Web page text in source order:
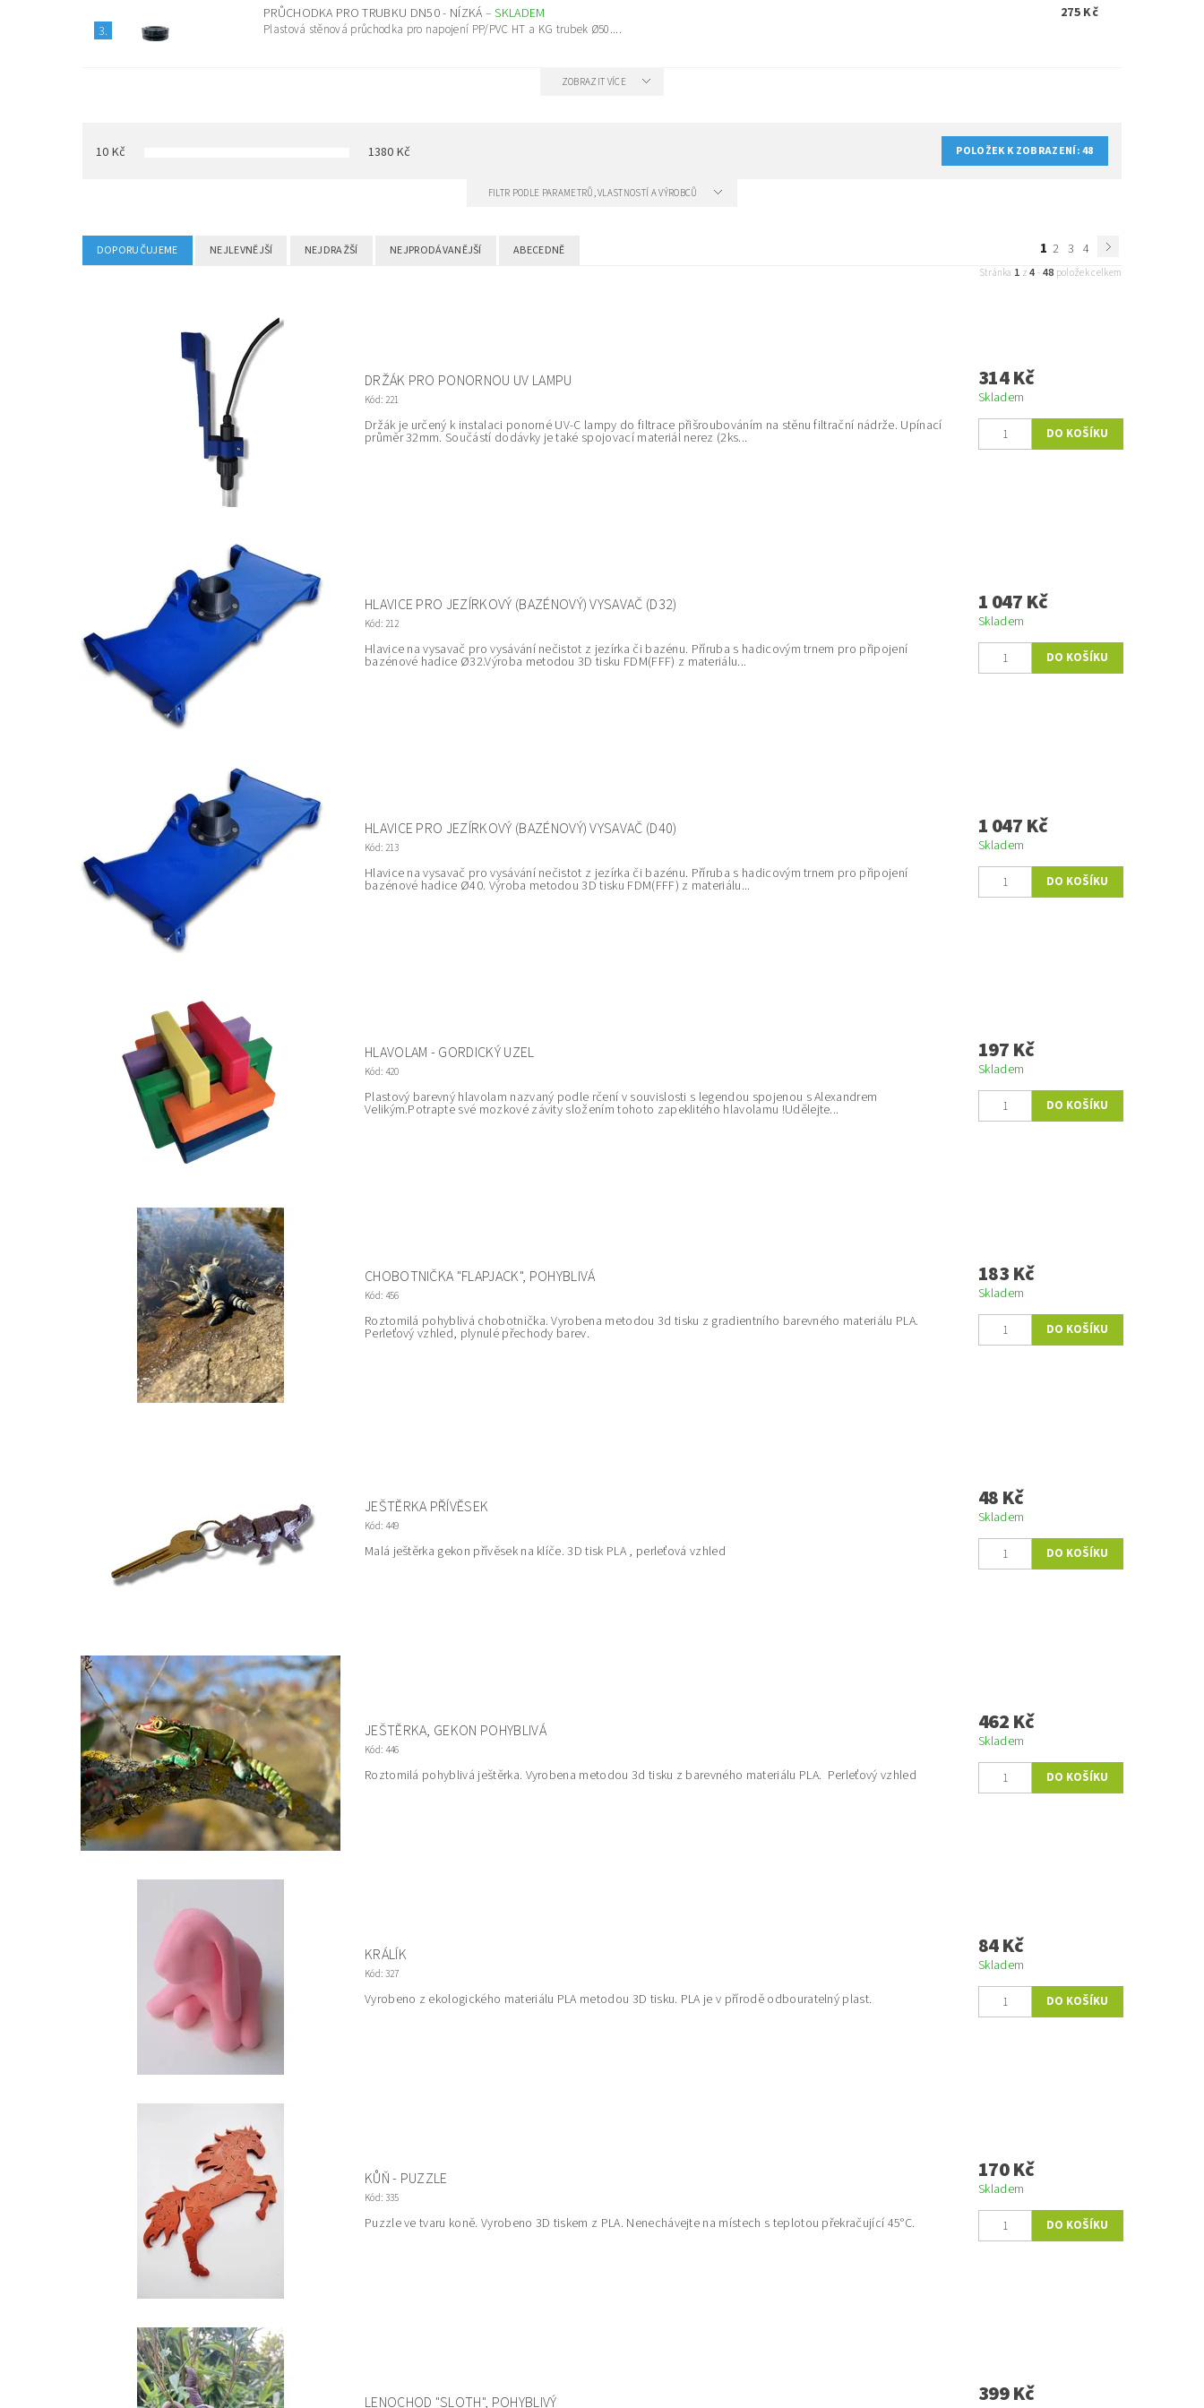
3.
PRŮCHODKA PRO TRUBKU DN50 - NÍZKÁ –SKLADEM
Plastová stěnová průchodka pro napojení PP/PVC HT a KG trubek Ø50....
275 Kč
ZOBRAZIT VÍCE
10 Kč 1380 Kč POLOŽEK K ZOBRAZENÍ:48
FILTR PODLE PARAMETRŮ, VLASTNOSTÍ A VÝROBCŮ
DOPORUČUJEME NEJLEVNĚJŠÍ NEJDRAŽŠÍ NEJPRODÁVANĚJŠÍ ABECEDNĚ 1 2 3 4
Stránka 1 z4 - 48 položek celkem
DRŽÁK PRO PONORNOU UV LAMPU
Kód: 221
Držák je určený k instalaci ponorné UV-C lampy do filtrace přišroubováním na stěnu filtrační nádrže. Upínací
průměr 32mm. Součástí dodávky je také spojovací materiál nerez (2ks...
314 Kč
Skladem
HLAVICE PRO JEZÍRKOVÝ (BAZÉNOVÝ) VYSAVAČ (D32)
Kód: 212
Hlavice na vysavač pro vysávání nečistot z jezírka či bazénu. Příruba s hadicovým trnem pro připojení
bazénové hadice Ø32.Výroba metodou 3D tisku FDM(FFF) z materiálu...
1 047 Kč
Skladem
HLAVICE PRO JEZÍRKOVÝ (BAZÉNOVÝ) VYSAVAČ (D40)
Kód: 213
Hlavice na vysavač pro vysávání nečistot z jezírka či bazénu. Příruba s hadicovým trnem pro připojení
bazénové hadice Ø40. Výroba metodou 3D tisku FDM(FFF) z materiálu...
1 047 Kč
Skladem
HLAVOLAM - GORDICKÝ UZEL
Kód: 420
Plastový barevný hlavolam nazvaný podle rčení v souvislosti s legendou spojenou s Alexandrem
Velikým.Potrapte své mozkové závity složením tohoto zapeklitého hlavolamu !Udělejte...
197 Kč
Skladem
CHOBOTNIČKA "FLAPJACK", POHYBLIVÁ
Kód: 456
Roztomilá pohyblivá chobotnička. Vyrobena metodou 3d tisku z gradientního barevného materiálu PLA.
Perleťový vzhled, plynulé přechody barev.
183 Kč
Skladem
JEŠTĚRKA PŘÍVĚSEK
Kód: 449
Malá ještěrka gekon přívěsek na klíče. 3D tisk PLA , perleťová vzhled
48 Kč
Skladem
JEŠTĚRKA, GEKON POHYBLIVÁ
Kód: 446
Roztomilá pohyblivá ještěrka. Vyrobena metodou 3d tisku z barevného materiálu PLA. Perleťový vzhled
462 Kč
Skladem
KRÁLÍK
Kód: 327
Vyrobeno z ekologického materiálu PLA metodou 3D tisku. PLA je v přírodě odbouratelný plast.
84 Kč
Skladem
KŮŇ - PUZZLE
Kód: 335
Puzzle ve tvaru koně. Vyrobeno 3D tiskem z PLA. Nenechávejte na místech s teplotou překračující 45°C.
170 Kč
Skladem
LENOCHOD "SLOTH", POHYBLIVÝ 399 Kč